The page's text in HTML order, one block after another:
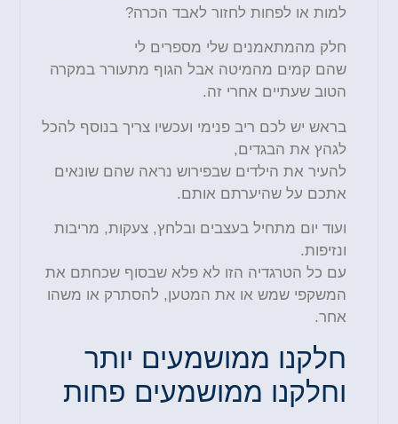
למות או לפחות לחזור לאבד הכרה?
חלק מהמתאמנים שלי מספרים לי
שהם קמים מהמיטה אבל הגוף מתעורר במקרה
הטוב שעתיים אחרי זה.
בראש יש לכם ריב פנימי ועכשיו צריך בנוסף להכל
לגהץ את הבגדים,
להעיר את הילדים שבפירוש נראה שהם שונאים
אתכם על שהיערתם אותם.
ועוד יום מתחיל בעצבים ובלחץ, צעקות, מריבות
ונזיפות.
עם כל הטרגדיה הזו לא פלא שבסוף שכחתם את
המשקפי שמש או את המטען, להסתרק או משהו
אחר.
חלקנו ממושמעים יותר
וחלקנו ממושמעים פחות